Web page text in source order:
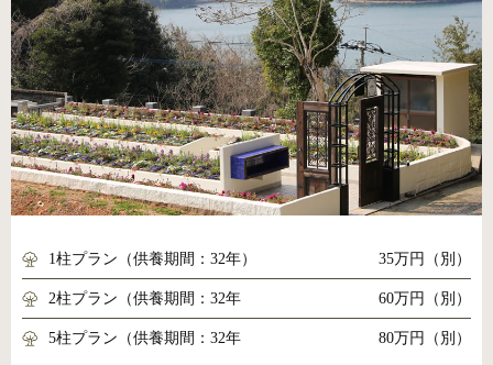
1柱プラン（供養期間：32年） 35万円（別）
2柱プラン（供養期間：32年 60万円（別）
5柱プラン（供養期間：32年 80万円（別）